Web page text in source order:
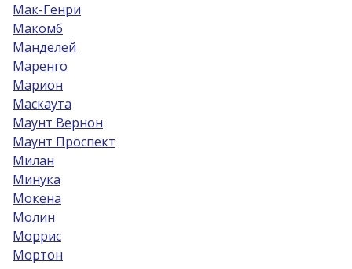
Мак-Генри
Макомб
Манделей
Маренго
Марион
Маскаута
Маунт Вернон
Маунт Проспект
Милан
Минука
Мокена
Молин
Моррис
Мортон